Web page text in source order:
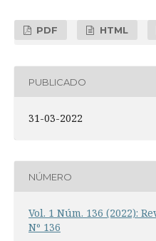
PDF HTML
PUBLICADO
31-03-2022
NÚMERO
Vol. 1 Núm. 136 (2022):
Nº 136